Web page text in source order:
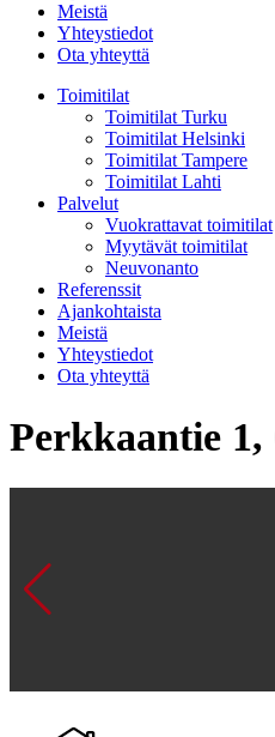
Meistä
Yhteystiedot
Ota yhteyttä
Toimitilat
Toimitilat Turku
Toimitilat Helsinki
Toimitilat Tampere
Toimitilat Lahti
Palvelut
Vuokrattavat toimitilat
Myytävät toimitilat
Neuvonanto
Referenssit
Ajankohtaista
Meistä
Yhteystiedot
Ota yhteyttä
Perkkaantie 1,